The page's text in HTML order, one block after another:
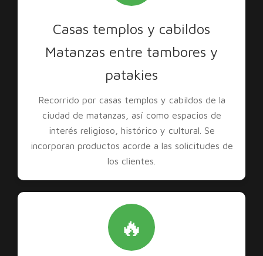
Casas templos y cabildos
Matanzas entre tambores y
patakies
Recorrido por casas templos y cabildos de la
ciudad de matanzas, así como espacios de
interés religioso, histórico y cultural. Se
incorporan productos acorde a las solicitudes de
los clientes.
🔥